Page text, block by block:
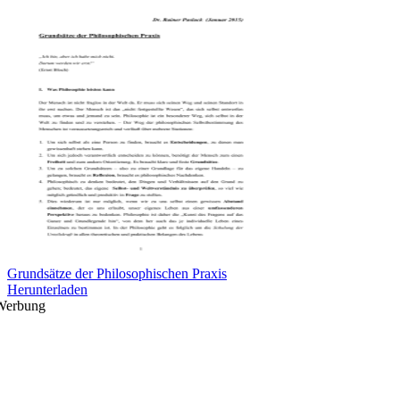
Grundsätze der Philosophischen Praxis
Herunterladen